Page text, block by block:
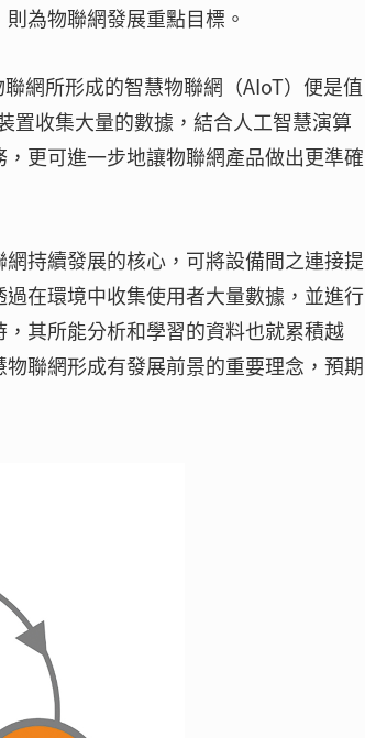
為物聯網發展重點目標。
網所形成的智慧物聯網（AIoT）便是值
置收集大量的數據，結合人工智慧演算
更可進一步地讓物聯網產品做出更準確
持續發展的核心，可將設備間之連接提
在環境中收集使用者大量數據，並進行
其所能分析和學習的資料也就累積越
聯網形成有發展前景的重要理念，預期